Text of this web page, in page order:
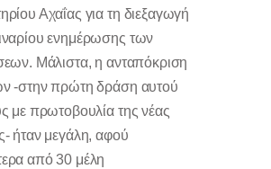
Αχαΐας για τη διεξαγωγή
ενημέρωσης των
Μάλιστα, η ανταπόκριση
-στην πρώτη δράση αυτού
με πρωτοβουλία της νέας
ήταν μεγάλη, αφού
από 30 μέλη